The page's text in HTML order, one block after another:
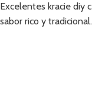
Excelentes kracie diy
sabor rico y tradicional.